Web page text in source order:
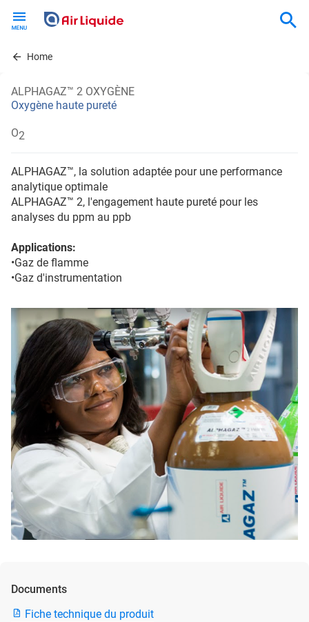
contentHome
ALPHAGAZ™ 2 OXYGÈNE
Oxygène haute pureté
O2
ALPHAGAZ™, la solution adaptée pour une performance
analytique optimale
ALPHAGAZ™ 2, l'engagement haute pureté pour les
analyses du ppm au ppb
Applications:
•Gaz de flamme
•Gaz d'instrumentation
Documents
Fiche technique du produit